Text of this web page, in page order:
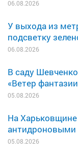
06.08.2026
У выхода из
подсветку
06.08.2026
В саду
«Ветер
05.08.2026
На
антидроновыми
05.08.2026